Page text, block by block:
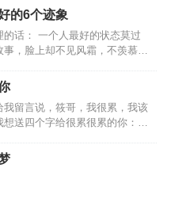
的山川河流，追逐着时光的阴晴
的悲欢离合。一步一程，每一处
影，每一点都蕴含着不经意的
。生活的历程，是一摞浓淡相
子，择捡着世间的凡尘烟火，调
，烹煮着情愫的酸甜苦辣，丰
一丝琐碎、俗套、素净、酿造，
韵…
的6个迹象
的话： 一个人最好的状态莫过
事，脸上却不见风霜，不羡慕
活成自己喜欢的样子。 深以为
多事参与，故事不需要讲给太多
静静努力，慢慢靠近自己想要的
活越来越舒服，人生越过越成
然的六个迹象，来看看，你中了
重要性，但不把攒钱当作唯一目
我留言说，筱哥，我很累，我该
想送四个字给很累很累的你：拒
，就总担心自己考不过；工作稍
难眠，担心领导不认可自己；
，就开始胡思乱想；遇到事情